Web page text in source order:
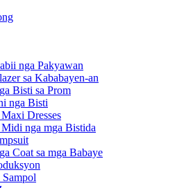
nga Pakyawan
sa Kababayen-an
Bisti sa Prom
nga Bisti
Dresses
nga mga Bistida
Coat sa mga Babaye
Sampol